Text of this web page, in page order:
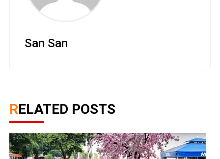
San San
RELATED POSTS